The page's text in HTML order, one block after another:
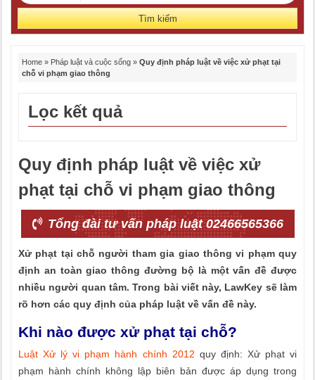
Tìm kiếm
Home » Pháp luật và cuộc sống » Quy định pháp luật về việc xử phạt tại
chỗ vi phạm giao thông
Lọc kết quả
Quy định pháp luật về việc xử
phạt tại chỗ vi phạm giao thông
Tổng đài tư vấn pháp luật 02466565366
Xử phạt tại chỗ người tham gia giao thông vi phạm quy
định an toàn giao thông đường bộ là một vấn đề được
nhiều người quan tâm. Trong bài viết này, LawKey sẽ làm
rõ hơn các quy định của pháp luật về vấn đề này.
Khi nào được xử phạt tại chỗ?
Luật Xử lý vi phạm hành chính 2012 quy định: Xử phạt vi
phạm hành chính không lập biên bản được áp dụng trong